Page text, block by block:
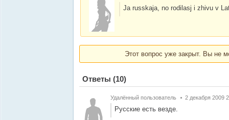
Ja russkaja, no rodilasj i zhivu v
Этот вопрос уже закрыт. Вы не
Ответы (10)
Удалённый пользователь 2 декабря 2009
Русские есть везде.